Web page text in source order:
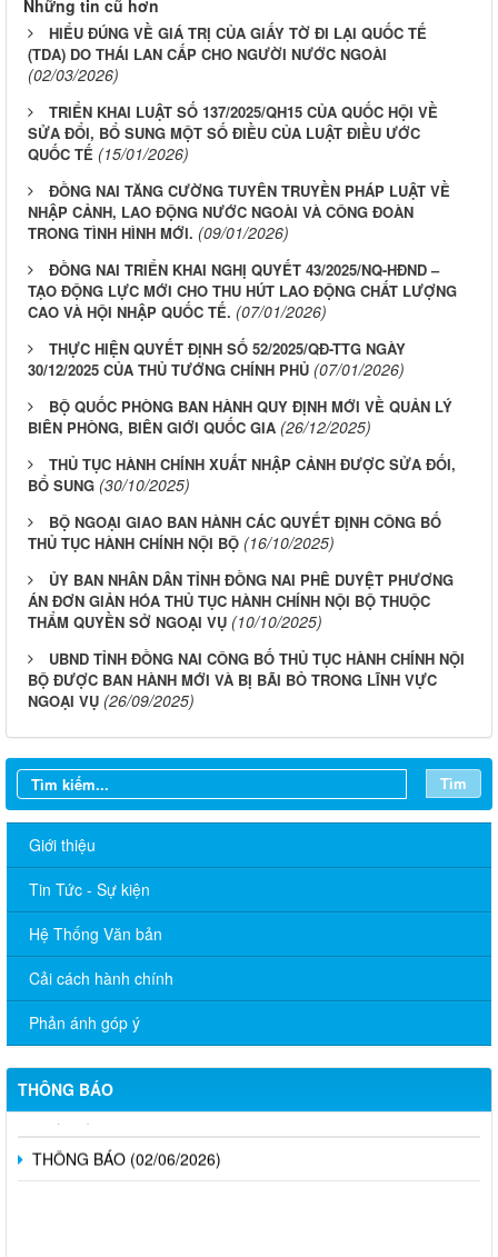
Những tin cũ hơn
HIỂU ĐÚNG VỀ GIÁ TRỊ CỦA GIẤY TỜ ĐI LẠI QUỐC TẾ
(TDA) DO THÁI LAN CẤP CHO NGƯỜI NƯỚC NGOÀI
(02/03/2026)
TRIỂN KHAI LUẬT SỐ 137/2025/QH15 CỦA QUỐC HỘI VỀ
SỬA ĐỔI, BỔ SUNG MỘT SỐ ĐIỀU CỦA LUẬT ĐIỀU ƯỚC
QUỐC TẾ (15/01/2026)
ĐỒNG NAI TĂNG CƯỜNG TUYÊN TRUYỀN PHÁP LUẬT VỀ
NHẬP CẢNH, LAO ĐỘNG NƯỚC NGOÀI VÀ CÔNG ĐOÀN
TRONG TÌNH HÌNH MỚI. (09/01/2026)
ĐỒNG NAI TRIỂN KHAI NGHỊ QUYẾT 43/2025/NQ-HĐND –
TẠO ĐỘNG LỰC MỚI CHO THU HÚT LAO ĐỘNG CHẤT LƯỢNG
CAO VÀ HỘI NHẬP QUỐC TẾ. (07/01/2026)
THỰC HIỆN QUYẾT ĐỊNH SỐ 52/2025/QĐ-TTG NGÀY
30/12/2025 CỦA THỦ TƯỚNG CHÍNH PHỦ (07/01/2026)
BỘ QUỐC PHÒNG BAN HÀNH QUY ĐỊNH MỚI VỀ QUẢN LÝ
BIÊN PHÒNG, BIÊN GIỚI QUỐC GIA (26/12/2025)
THỦ TỤC HÀNH CHÍNH XUẤT NHẬP CẢNH ĐƯỢC SỬA ĐỐI,
BỔ SUNG (30/10/2025)
BỘ NGOẠI GIAO BAN HÀNH CÁC QUYẾT ĐỊNH CÔNG BỐ
THỦ TỤC HÀNH CHÍNH NỘI BỘ (16/10/2025)
ỦY BAN NHÂN DÂN TỈNH ĐỒNG NAI PHÊ DUYỆT PHƯƠNG
ÁN ĐƠN GIẢN HÓA THỦ TỤC HÀNH CHÍNH NỘI BỘ THUỘC
THẨM QUYỀN SỞ NGOẠI VỤ (10/10/2025)
UBND TỈNH ĐỒNG NAI CÔNG BỐ THỦ TỤC HÀNH CHÍNH NỘI
BỘ ĐƯỢC BAN HÀNH MỚI VÀ BỊ BÃI BỎ TRONG LĨNH VỰC
NGOẠI VỤ (26/09/2025)
Tìm
Giới thiệu
Tin Tức - Sự kiện
Hệ Thống Văn bản
Cải cách hành chính
Phản ánh góp ý
THÔNG BÁO
Sở Ngoại vụ thông báo tuyển dụng hợp đồng thực hiện nhiệm
vụ công chức năm 2026
TÍCH CỰC HƯỞNG ỨNG CUỘC THI TRỰC TUYẾN “TÌM HIỂU
PHÁP LUẬT” NĂM 2026
CẤP, PHÂN QUYỀN THUỘC PHẠM VI QUẢN LÝ CỦA NGÀNH
NGOẠI VỤ THÀNH PHỐ ĐỒNG NAI
THÔNG BÁO (02/06/2026)